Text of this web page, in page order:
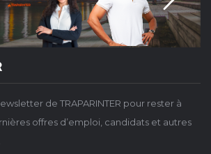
de TRAPARINTER pour rester à
offres d’emploi, candidats et autres